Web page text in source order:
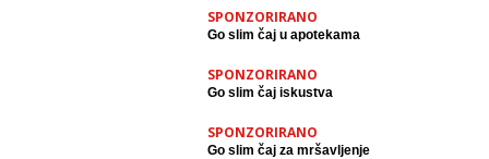
SPONZORIRANO
Go slim čaj u apotekama
SPONZORIRANO
Go slim čaj iskustva
SPONZORIRANO
Go slim čaj za mršavljenje